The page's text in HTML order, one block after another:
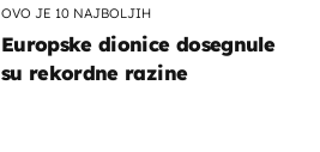
OVO JE 10 NAJBOLJIH
Europske dionice dosegnule
su rekordne razine